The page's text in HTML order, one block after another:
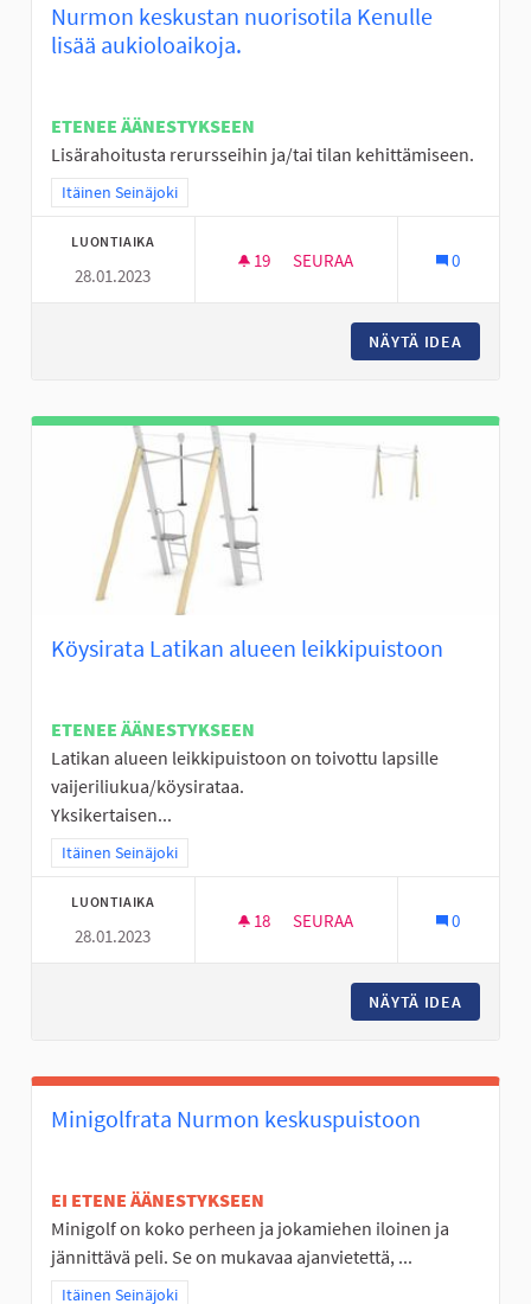
Nurmon keskustan nuorisotila Kenulle
lisää aukioloaikoja.
ETENEE ÄÄNESTYKSEEN
Lisärahoitusta rerursseihin ja/tai tilan kehittämiseen.
Rajaa tulokset teeman mukaan: Itäinen Seinäjoki
Itäinen Seinäjoki
LUONTIAIKA
28.01.2023
19 19 SEURAAJAA
SEURAA 0
NÄYTÄ IDEA
Köysirata Latikan alueen leikkipuistoon
ETENEE ÄÄNESTYKSEEN
Latikan alueen leikkipuistoon on toivottu lapsille
vaijeriliukua/köysirataa.
Yksikertaisen...
Rajaa tulokset teeman mukaan: Itäinen Seinäjoki
Itäinen Seinäjoki
LUONTIAIKA
28.01.2023
18 18 SEURAAJAA
SEURAA 0
NÄYTÄ IDEA
Minigolfrata Nurmon keskuspuistoon
EI ETENE ÄÄNESTYKSEEN
Minigolf on koko perheen ja jokamiehen iloinen ja
jännittävä peli. Se on mukavaa ajanvietettä, ...
Rajaa tulokset teeman mukaan: Itäinen Seinäjoki
Itäinen Seinäjoki